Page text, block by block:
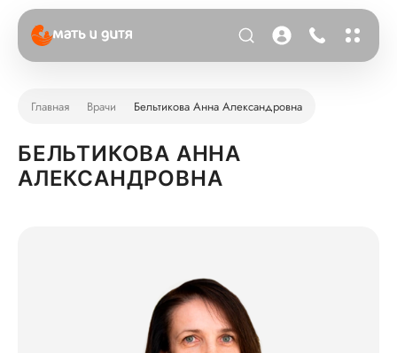
Главная Врачи Бельтикова Анна Александровна
БЕЛЬТИКОВА АННА
АЛЕКСАНДРОВНА